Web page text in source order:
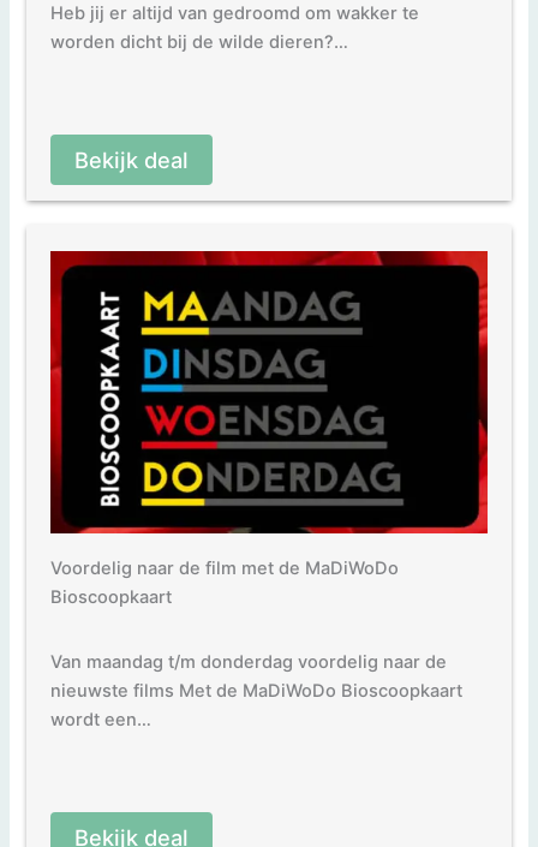
Heb jij er altijd van gedroomd om wakker te
worden dicht bij de wilde dieren?…
Bekijk deal
Voordelig naar de film met de MaDiWoDo
Bioscoopkaart
Van maandag t/m donderdag voordelig naar de
nieuwste films Met de MaDiWoDo Bioscoopkaart
wordt een…
Bekijk deal